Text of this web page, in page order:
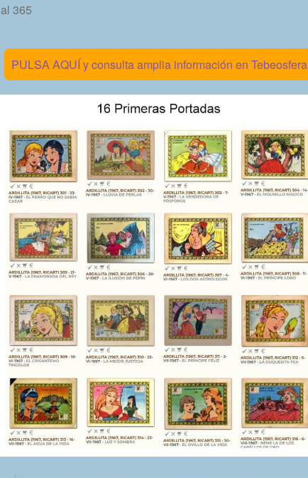
365
PULSA AQUÍ y consulta amplia información en Tebeosfera